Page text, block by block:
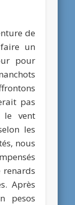
de
un
pour
pas
le vent
les
nous
renards
Après
pesos